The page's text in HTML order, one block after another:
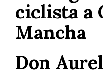
ciclista a
Mancha
Don